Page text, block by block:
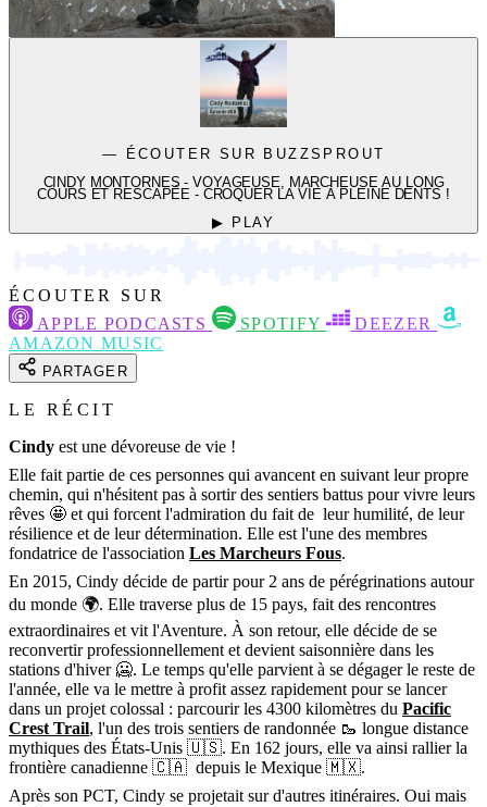
— ÉCOUTER SUR BUZZSPROUT
CINDY MONTORNES - VOYAGEUSE, MARCHEUSE AU LONG
COURS ET RESCAPÉE - CROQUER LA VIE À PLEINE DENTS !
▶ PLAY
ÉCOUTER SUR
APPLE PODCASTS
SPOTIFY
DEEZER
AMAZON MUSIC
PARTAGER
LE RÉCIT
Cindy est une dévoreuse de vie !
Elle fait partie de ces personnes qui avancent en suivant leur propre
chemin, qui n'hésitent pas à sortir des sentiers battus pour vivre leurs
rêves 🤩 et qui forcent l'admiration du fait de leur humilité, de leur
résilience et de leur détermination. Elle est l'une des membres
fondatrice de l'association Les Marcheurs Fous.
En 2015, Cindy décide de partir pour 2 ans de pérégrinations autour
du monde 🌍. Elle traverse plus de 15 pays, fait des rencontres
extraordinaires et vit l'Aventure. À son retour, elle décide de se
reconvertir professionnellement et devient saisonnière dans les
stations d'hiver 🥶. Le temps qu'elle parvient à se dégager le reste de
l'année, elle va le mettre à profit assez rapidement pour se lancer
dans un projet colossal : parcourir les 4300 kilomètres du Pacific
Crest Trail, l'un des trois sentiers de randonnée 🥾 longue distance
mythiques des États-Unis 🇺🇸. En 162 jours, elle va ainsi rallier la
frontière canadienne 🇨🇦 depuis le Mexique 🇲🇽.
Après son PCT, Cindy se projetait sur d'autres itinéraires. Oui mais